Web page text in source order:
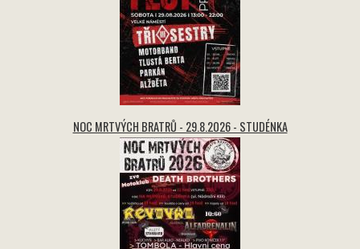
NOC MRTVÝCH BRATRŮ - 29.8.2026 - STUDÉNKA